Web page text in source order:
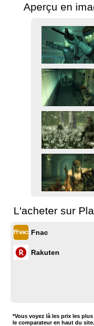
Aperçu en
L'acheter sur
Fnac
Rakuten
*Vous voyez là les prix les
le comparateur en haut du site.